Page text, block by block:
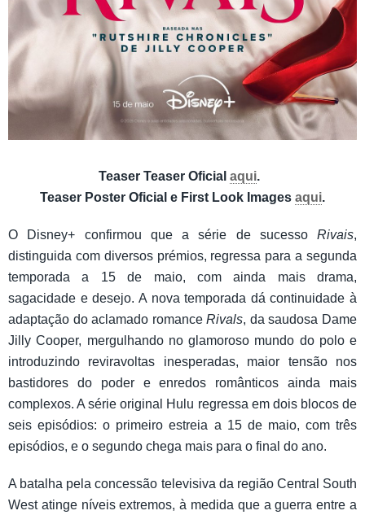
Teaser Teaser Oficial aqui.
Teaser Poster Oficial e First Look Images aqui.
O Disney+ confirmou que a série de sucesso Rivais,
distinguida com diversos prémios, regressa para a segunda
temporada a 15 de maio, com ainda mais drama,
sagacidade e desejo. A nova temporada dá continuidade à
adaptação do aclamado romanceRivals, da saudosa Dame
Jilly Cooper, mergulhando no glamoroso mundo do polo e
introduzindo reviravoltas inesperadas, maior tensão nos
bastidores do poder e enredos românticos ainda mais
complexos. A série original Hulu regressa em dois blocos de
seis episódios: o primeiro estreia a 15 de maio, com três
episódios, e o segundo chega mais para o final do ano.
A batalha pela concessão televisiva da região Central South
West atinge níveis extremos, à medida que a guerra entre a